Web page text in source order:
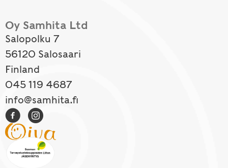
Oy Samhita Ltd
Salopolku 7
56120 Salosaari
Finland
045 119 4687
info@samhita.fi